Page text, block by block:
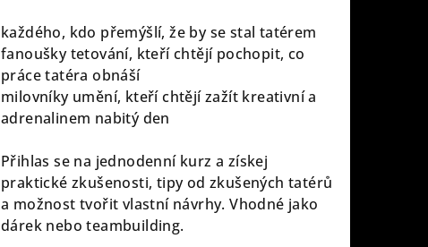
každého, kdo přemýšlí, že by se stal tatérem
fanoušky tetování, kteří chtějí pochopit, co
práce tatéra obnáší
milovníky umění, kteří chtějí zažít kreativní a
adrenalinem nabitý den
Přihlas se na jednodenní kurz a získej
praktické zkušenosti, tipy od zkušených tatérů
a možnost tvořit vlastní návrhy. Vhodné jako
dárek nebo teambuilding.